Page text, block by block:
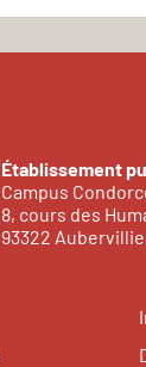
Établissement
Campus
8, cours des
93322